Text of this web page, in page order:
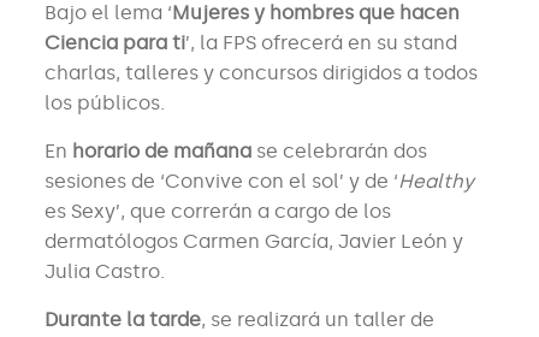
Bajo el lema ‘Mujeres y hombres que hacen
Ciencia para ti’, la FPS ofrecerá en su stand
charlas, talleres y concursos dirigidos a todos
los públicos.
En horario de mañanase celebrarán dos
sesiones de ‘Convive con el sol’ y de ‘Healthy
es Sexy’, que correrán a cargo de los
dermatólogos Carmen García, Javier León y
Julia Castro.
Durante la tarde, se realizará un taller de